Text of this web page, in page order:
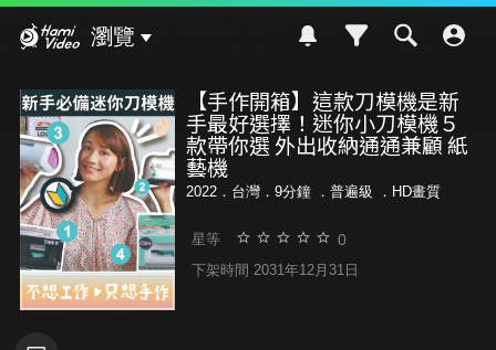
瀏覽
【手作開箱】這款刀模機是新
手最好選擇！迷你小刀模機５
款帶你選 外出收納通通兼顧 紙
藝機
2022．台灣．9分鐘 ． 普遍級 ．HD畫質
星等 0
下架時間 2031年12月31日